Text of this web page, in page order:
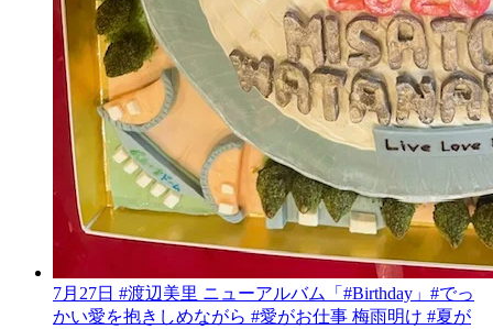
7月27日 #渡辺美里 ニューアルバム「#Birthday」#でっ
かい愛を抱きしめながら #愛がお仕事 梅雨明け #夏が